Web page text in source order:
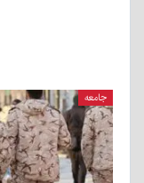
جامعه